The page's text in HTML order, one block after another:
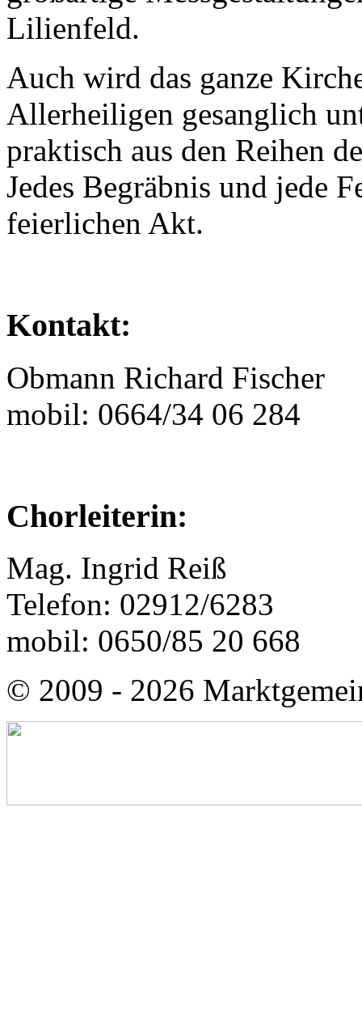
Lilienfeld.
Auch wird das ganze
Allerheiligen gesanglich
praktisch aus den Reihen
Jedes Begräbnis und jede
feierlichen Akt.
Kontakt:
Obmann Richard Fischer
mobil: 0664/34 06 284
Chorleiterin:
Mag. Ingrid Reiß
Telefon: 02912/6283
mobil: 0650/85 20 668
© 2009 - 2026